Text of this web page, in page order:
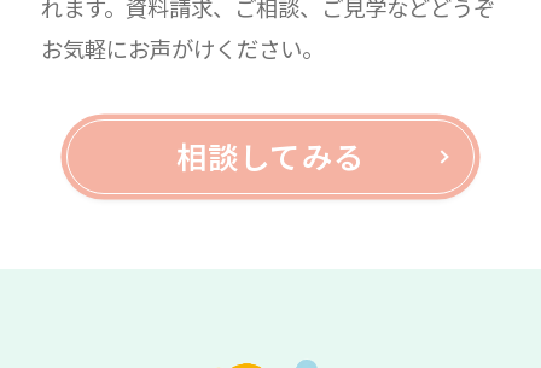
れます。資料請求、ご相談、ご見学などどうぞ
お気軽にお声がけください。
相談してみる